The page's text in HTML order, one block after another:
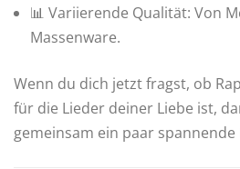
📊 Variierende Qualität: Von
Massenware.
Wenn du dich jetzt fragst, ob
für die Lieder deiner Liebe ist,
gemeinsam ein paar